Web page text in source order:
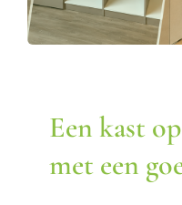
Contact
Een kast
met een